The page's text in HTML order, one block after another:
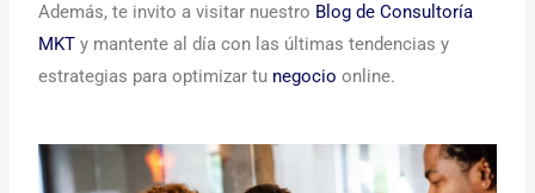
Además, te invito a visitar nuestro Blog de Consultoría
MKT y mantente al día con las últimas tendencias y
estrategias para optimizar tu negocio online.